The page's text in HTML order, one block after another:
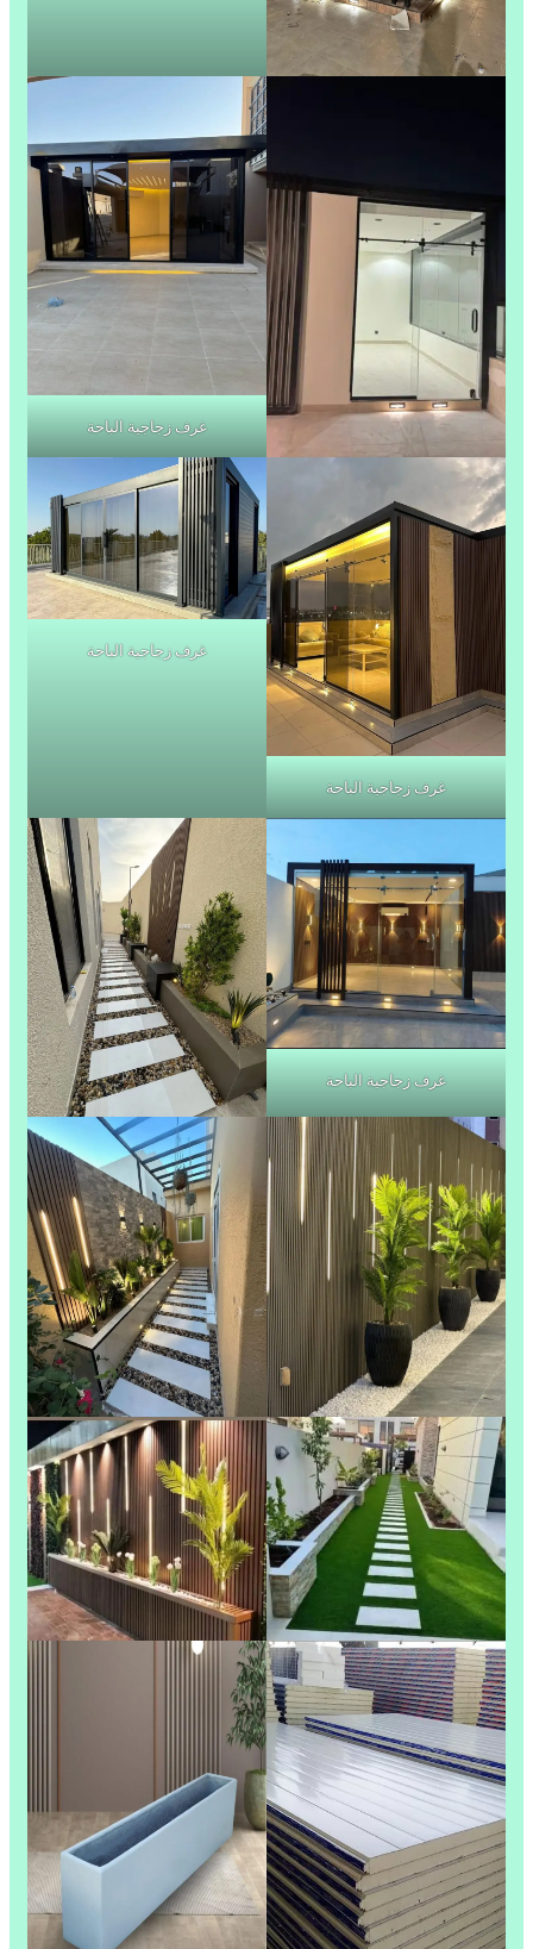
غرف زجاجية الباحة
غرف زجاجية الباحة
غرف زجاجية الباحة
غرف زجاجية الباحة